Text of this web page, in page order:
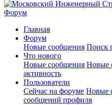
Главная
Форум
Новые сообщения Поиск
Что нового
Новые сообщения Новые
активность
Пользователи
Сейчас на форуме Новые
сообщений профиля